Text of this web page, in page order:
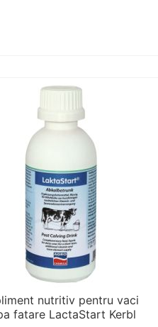
nutritiv pentru vaci
fatare LactaStart Kerbl